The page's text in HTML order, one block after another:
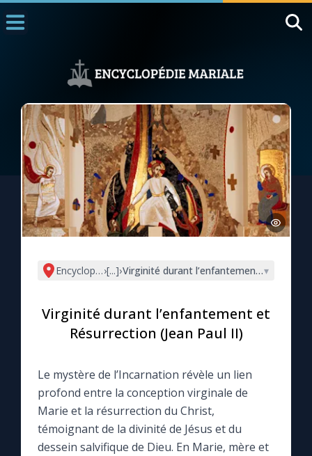
1000 Raisons de Croire
L'actualité de la semaine
La chaîne Youtube
La newsletter
La vidéo de la semaine
Le magazine
Le site internet
Encyclopédie mariale
›[...]›Virginité durant l’enfantement et
▾
Virginité durant l’enfantement et
Résurrection (Jean Paul II)
Le mystère de l’Incarnation révèle un lien
profond entre la conception virginale de
Marie et la résurrection du Christ,
témoignant de la divinité de Jésus et du
dessein salvifique de Dieu. En Marie, mère et